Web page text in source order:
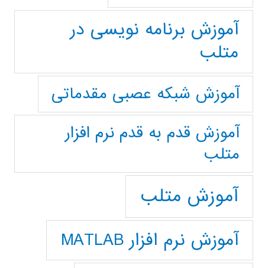
آموزش برنامه نویسی در
متلب
آموزش شبکه عصبی مقدماتی
آموزش قدم به قدم نرم افزار
متلب
آموزش متلب
آموزش نرم افزار MATLAB